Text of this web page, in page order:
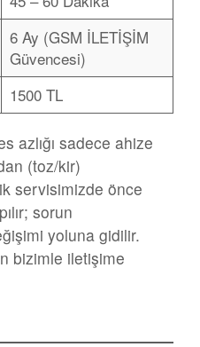
6 Ay (GSM İLETİŞİM
Güvencesi)
1500 TL
azlığı sadece ahize
(toz/kir)
servisimizde önce
sorun
yoluna gidilir.
bizimle iletişime